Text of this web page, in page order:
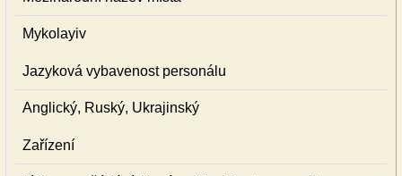
Mykolayiv
Jazyková vybavenost personálu
Anglický, Ruský, Ukrajinský
Zařízení